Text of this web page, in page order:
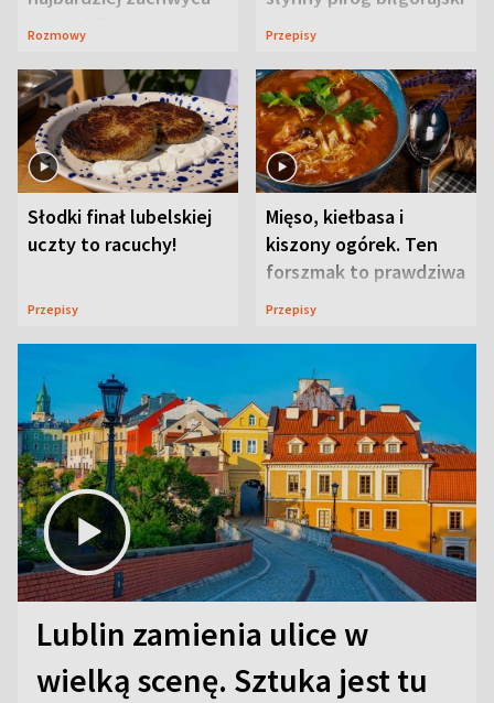
ją w Lublinie
Rozmowy Przepisy
Słodki finał lubelskiej
uczty to racuchy!
Przepisy
Mięso, kiełbasa i
kiszony ogórek. Ten
forszmak to prawdziwa
uczta
Przepisy
Lublin zamienia ulice w
wielką scenę. Sztuka jest tu